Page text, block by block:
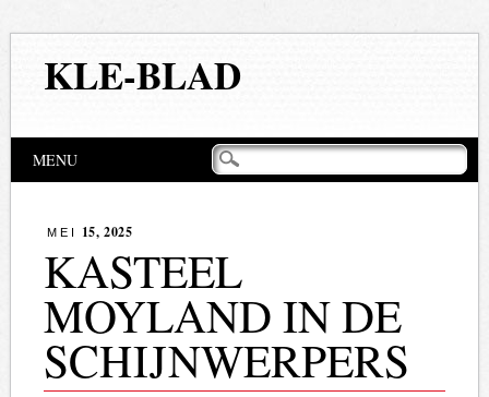
KLE-BLAD
Hoofdmenu
MENU
MEI 15, 2025
KASTEEL
MOYLAND IN DE
SCHIJNWERPERS